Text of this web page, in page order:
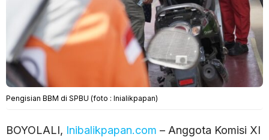
Pengisian BBM di SPBU (foto : Inialikpapan)
BOYOLALI, Inibalikpapan.com – Anggota Komisi XI